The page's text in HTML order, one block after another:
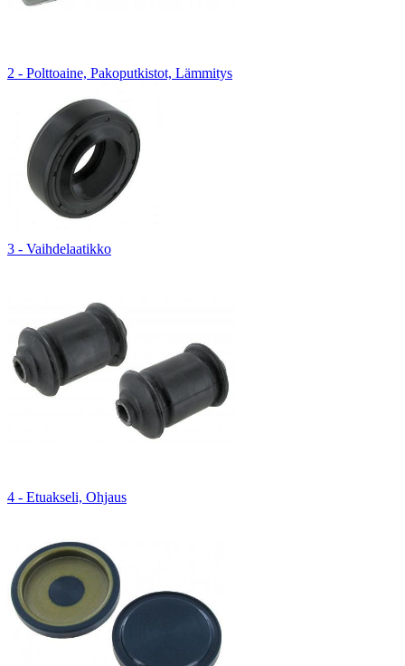
2 - Polttoaine, Pakoputkistot, Lämmitys
3 - Vaihdelaatikko
4 - Etuakseli, Ohjaus